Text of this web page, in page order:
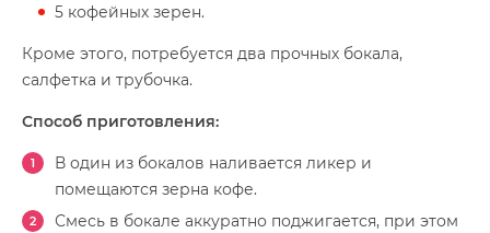
5 кофейных зерен.
Кроме этого, потребуется два прочных бокала,
салфетка и трубочка.
Способ приготовления:
В один из бокалов наливается ликер и
помещаются зерна кофе.
Смесь в бокале аккуратно поджигается, при этом